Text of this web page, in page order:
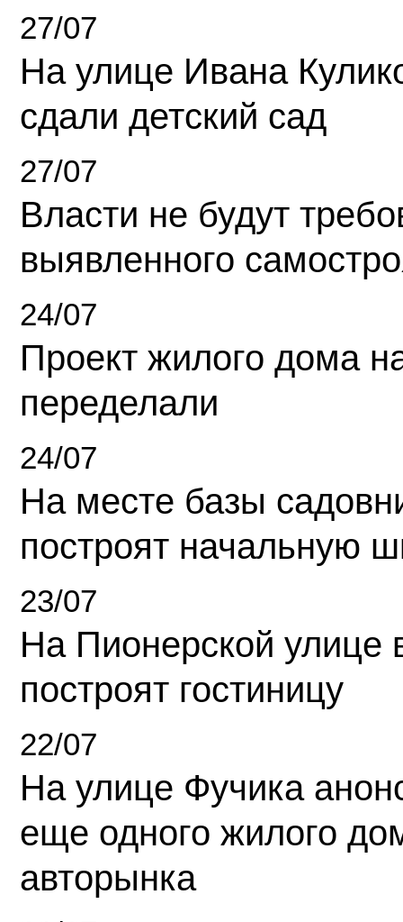
27/07
На улице Ивана
сдали детский сад
27/07
Власти не будут
выявленного
24/07
Проект жилого дома
переделали
24/07
На месте базы
построят начальную
23/07
На Пионерской улице
построят гостиницу
22/07
На улице Фучика
еще одного жилого
авторынка